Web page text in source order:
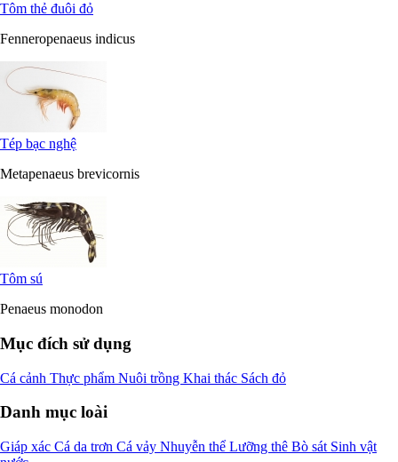
Tôm thẻ đuôi đỏ
Fenneropenaeus indicus
Tép bạc nghệ
Metapenaeus brevicornis
Tôm sú
Penaeus monodon
Mục đích sử dụng
Cá cảnh Thực phẩm Nuôi trồng Khai thác Sách đỏ
Danh mục loài
Giáp xác Cá da trơn Cá vảy Nhuyễn thể Lưỡng thê Bò sát Sinh vật